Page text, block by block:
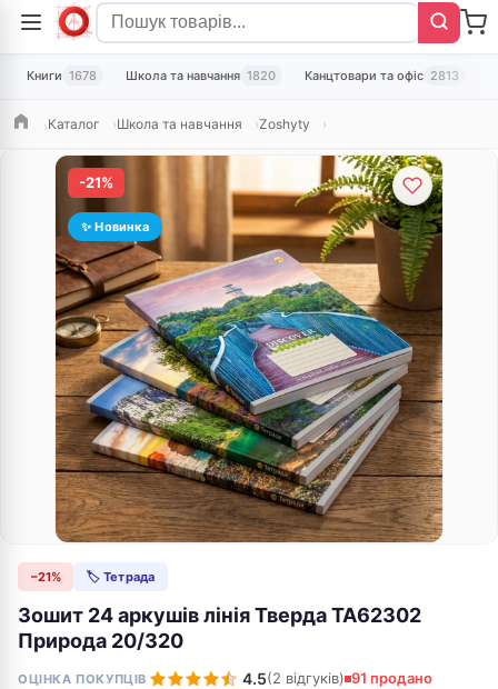
Книги 1678 Школа та навчання 1820 Канцтовари та офіс 2813
ГоловнаКаталог Школа та навчання Zoshyty
-21%
✨ Новинка
−21% 🏷 Тетрада
Зошит 24 аркушів лінія Тверда ТА62302
Природа 20/320
ОЦІНКА ПОКУПЦІВ 4.5(2 відгуків) 91 продано